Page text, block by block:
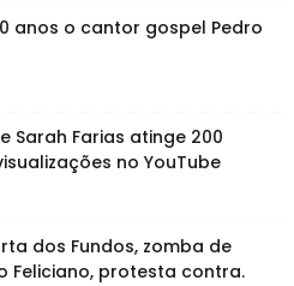
anos o cantor gospel Pedro
Sarah Farias atinge 200
no YouTube
dos Fundos, zomba de
Feliciano, protesta contra.